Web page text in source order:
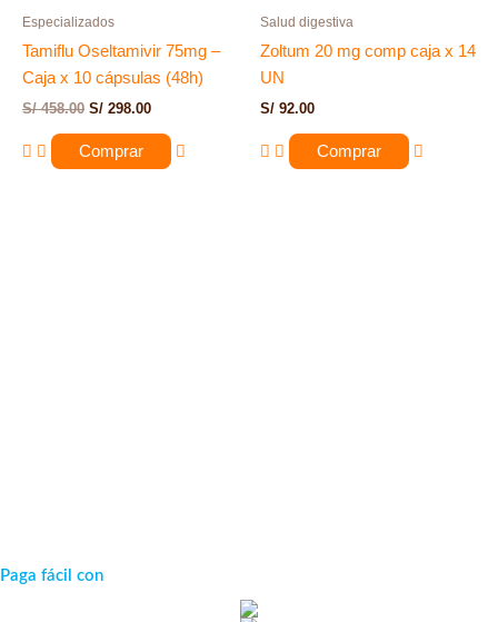
Especializados
Tamiflu Oseltamivir 75mg –
Caja x 10 cápsulas (48h)
S/458.00 S/ 298.00
Comprar
Salud digestiva
Zoltum 20 mg comp caja x 14
UN
S/ 92.00
Comprar
Paga fácil con